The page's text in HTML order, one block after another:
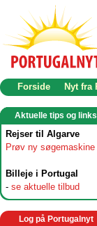
Forside Nyt fra
Aktuelle tips og links
Rejser til Algarve
Prøv ny søgemaskine
Billeje i Portugal
- se aktuelle tilbud
Log på Portugalnyt